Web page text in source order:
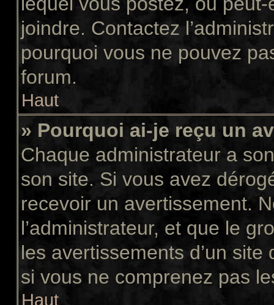
joindre. Contactez
pourquoi vous ne pouvez
forum.
Haut
» Pourquoi ai-je reçu un
Chaque administrateur a
son site. Si vous avez
recevoir un avertissement.
l’administrateur, et que le
les avertissements d’un
si vous ne comprenez pas
Haut